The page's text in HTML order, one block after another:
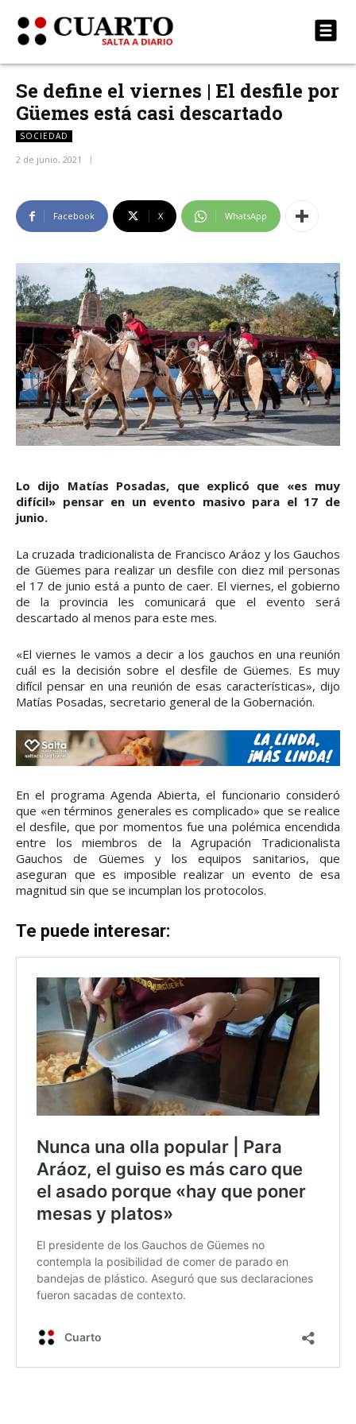
Se define el viernes | El desfile por
Güemes está casi descartado
SOCIEDAD
2 de junio, 2021
Facebook X WhatsApp
Lo dijo Matías Posadas, que explicó que «es muy
difícil» pensar en un evento masivo para el 17 de
junio.
La cruzada tradicionalista de Francisco Aráoz y los Gauchos
de Güemes para realizar un desfile con diez mil personas
el 17 de junio está a punto de caer. El viernes, el gobierno
de la provincia les comunicará que el evento será
descartado al menos para este mes.
«El viernes le vamos a decir a los gauchos en una reunión
cuál es la decisión sobre el desfile de Güemes. Es muy
difícil pensar en una reunión de esas características», dijo
Matías Posadas, secretario general de la Gobernación.
En el programa Agenda Abierta, el funcionario consideró
que «en términos generales es complicado» que se realice
el desfile, que por momentos fue una polémica encendida
entre los miembros de la Agrupación Tradicionalista
Gauchos de Güemes y los equipos sanitarios, que
aseguran que es imposible realizar un evento de esa
magnitud sin que se incumplan los protocolos.
Te puede interesar: